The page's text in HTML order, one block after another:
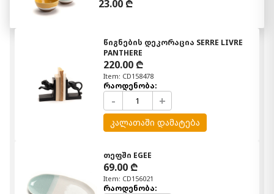
23.00 ₾
წიგნების დეკორაცია SERRE LIVRE
PANTHERE
220.00 ₾
Item: CD158478
რაოდენობა:
- +
კალათაში დამატება
თეფში EGEE
69.00 ₾
Item: CD156021
რაოდენობა: